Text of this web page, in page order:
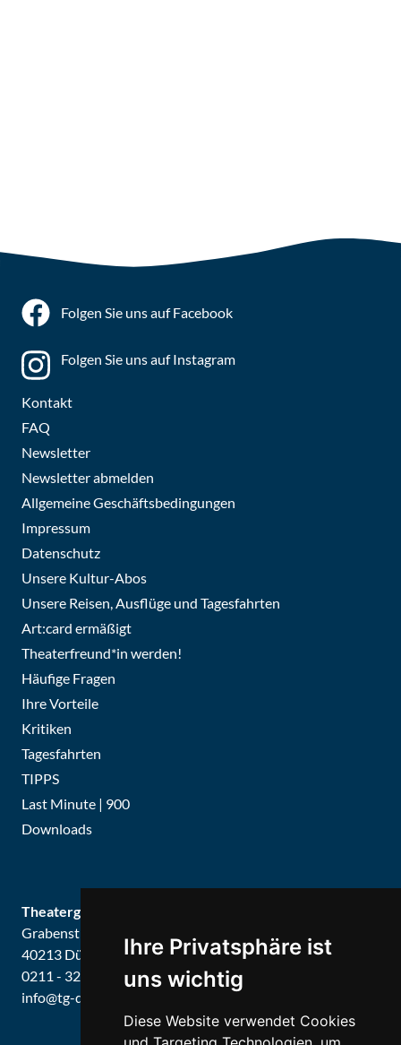
Ihre Privatsphäre ist
uns wichtig
Diese Website verwendet Cookies
Folgen Sie uns auf Facebook
Folgen Sie uns auf Instagram
Kontakt
FAQ
Newsletter
Newsletter abmelden
Allgemeine Geschäftsbedingungen
Impressum
Datenschutz
Unsere Kultur-Abos
Unsere Reisen, Ausflüge und Tagesfahrten
Art:card ermäßigt
Theaterfreund*in werden!
Häufige Fragen
Ihre Vorteile
Kritiken
Tagesfahrten
TIPPS
Last Minute | 900
Downloads
Theatergemeinde Düsseldorf
Grabenstraße 8
40213 Düsseldorf
0211 - 326679 / 326887
info@tg-d.de